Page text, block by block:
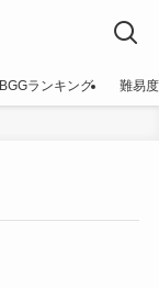
BGGランキング 難易度